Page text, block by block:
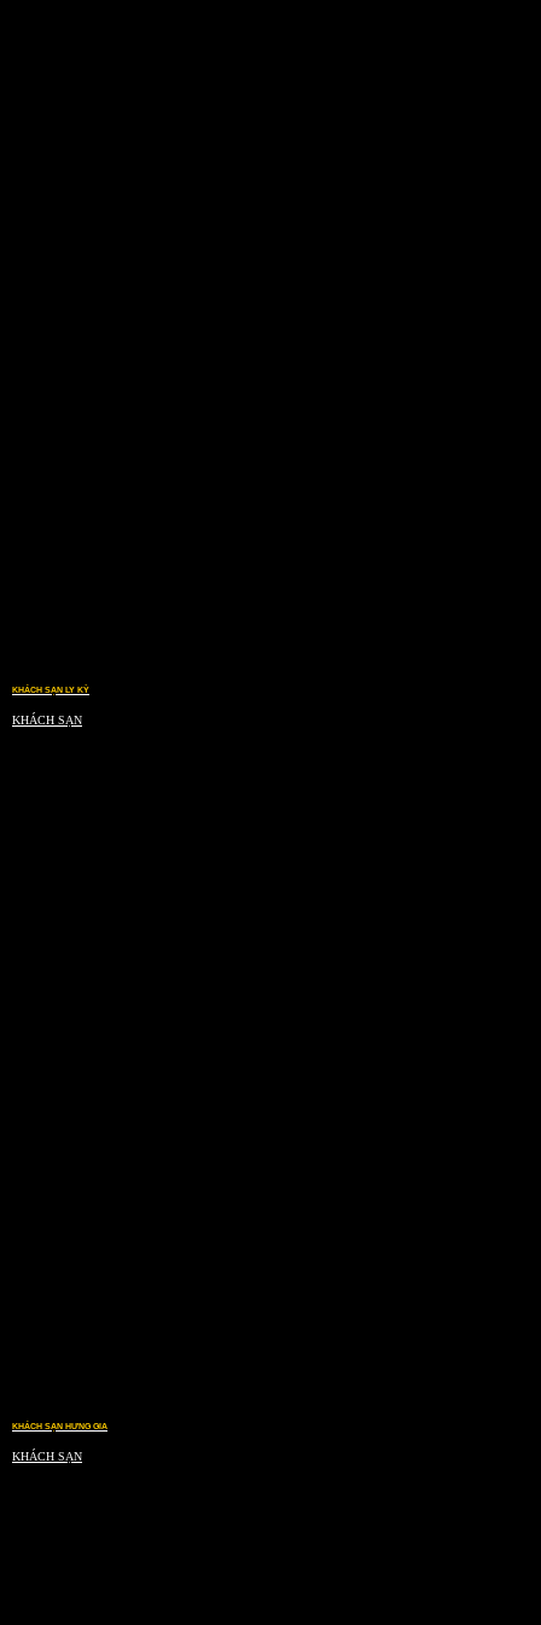
KHÁCH SẠN LY KỲ
KHÁCH SẠN
KHÁCH SẠN HƯNG GIA
KHÁCH SẠN